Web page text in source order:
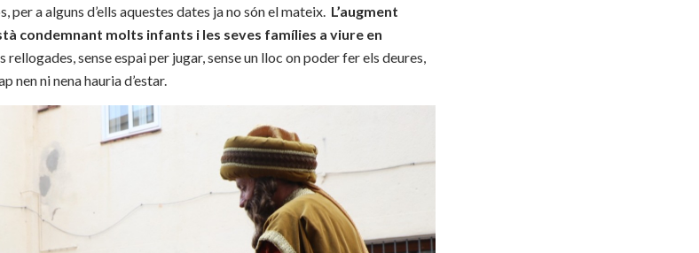
per a alguns d’ells aquestes dates ja no són el mateix.​ L’augment
condemnant molts infants i les seves famílies a viure en
rellogades, sense espai per jugar, sense un lloc on poder fer els deures,
nen ni nena hauria d’estar.